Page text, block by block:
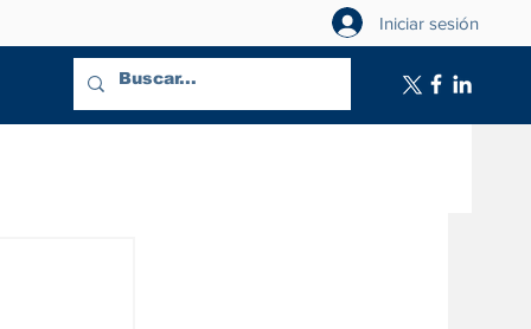
Iniciar sesión